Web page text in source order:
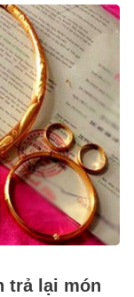
trả lại món